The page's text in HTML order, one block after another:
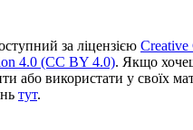
за ліцензією Creative
4.0 (CC BY 4.0). Якщо
або використати у своїх
тут.